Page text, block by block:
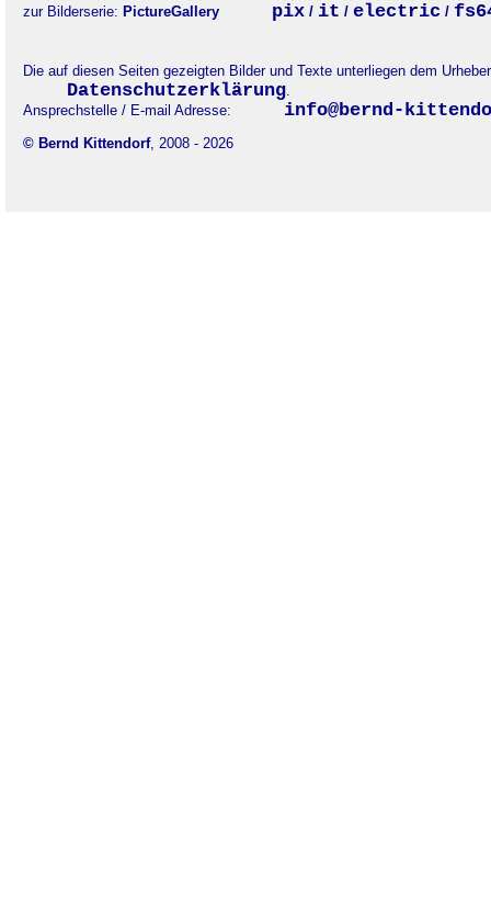
zur Bilderserie: PictureGallery pix / it / electric /
Die auf diesen Seiten gezeigten Bilder und Texte unterliegen dem
Datenschutzerklärung.
Ansprechstelle / E-mail Adresse:
info@bernd-
© Bernd Kittendorf, 2008 - 2026